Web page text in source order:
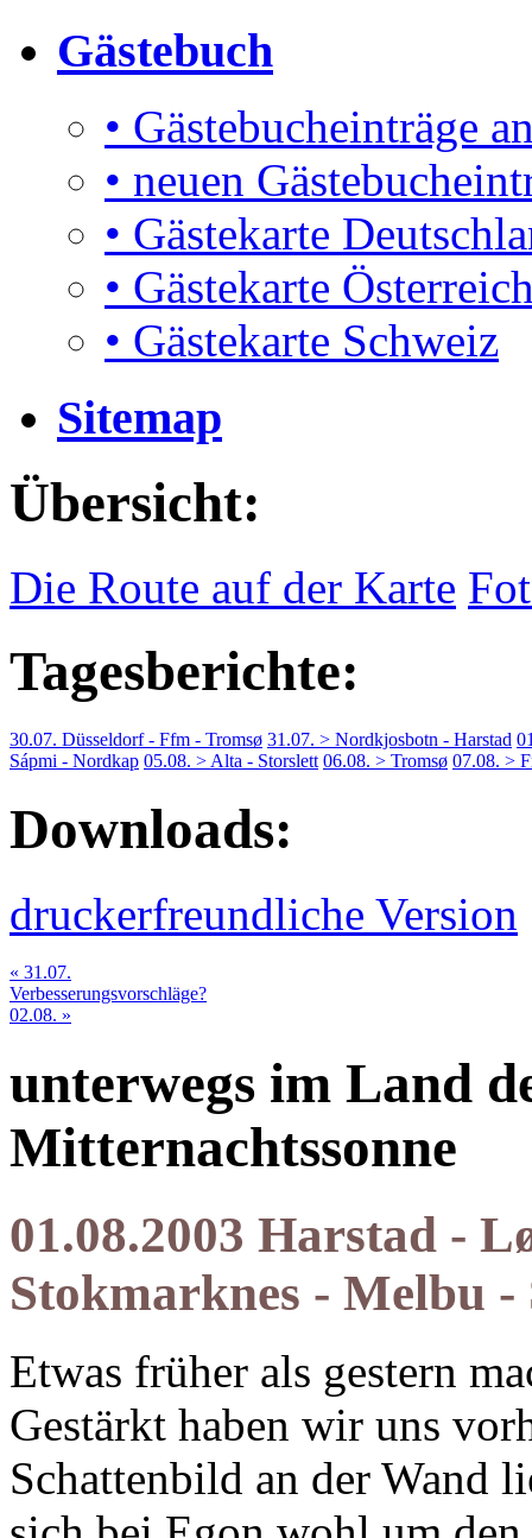
Gästebuch
• Gästebucheinträge
• neuen
• Gästekarte
• Gästekarte
• Gästekarte Schweiz
Sitemap
Übersicht:
Die Route auf der Karte
Tagesberichte:
30.07. Düsseldorf - Ffm - Tromsø 31.07. > Nordkjosbotn - Harstad
Sápmi - Nordkap 05.08. > Alta - Storslett 06.08. > Tromsø 07.08. >
Downloads:
druckerfreundliche Version
« 31.07.
Verbesserungsvorschläge?
02.08. »
unterwegs im Land
Mitternachtssonne
01.08.2003 Harstad -
Stokmarknes - Melbu
Etwas früher als gestern
Gestärkt haben wir uns
Schattenbild an der Wand